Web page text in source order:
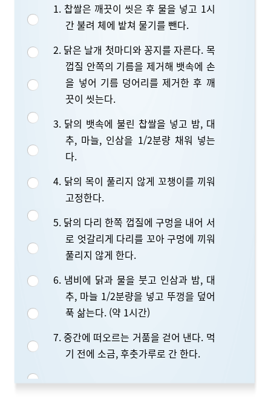
1. 찹쌀은 깨끗이 씻은 후 물을 넣고 1시
간 불려 체에 밭쳐 물기를 뺀다.
2. 닭은 날개 첫마디와 꽁지를 자른다. 목
껍질 안쪽의 기름을 제거해 뱃속에 손
을 넣어 기름 덩어리를 제거한 후 깨
끗이 씻는다.
3. 닭의 뱃속에 불린 찹쌀을 넣고 밤, 대
추, 마늘, 인삼을 1/2분량 채워 넣는
다.
4. 닭의 목이 풀리지 않게 꼬챙이를 끼워
고정한다.
5. 닭의 다리 한쪽 껍질에 구멍을 내어 서
로 엇갈리게 다리를 꼬아 구멍에 끼워
풀리지 않게 한다.
6. 냄비에 닭과 물을 붓고 인삼과 밤, 대
추, 마늘 1/2분량을 넣고 뚜껑을 덮어
푹 삶는다. (약 1시간)
7. 중간에 떠오르는 거품을 걷어 낸다. 먹
기 전에 소금, 후춧가루로 간 한다.